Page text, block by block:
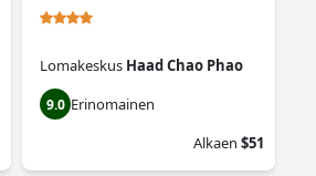
Lomakeskus Haad Chao Phao
9.0 Erinomainen
Alkaen $51